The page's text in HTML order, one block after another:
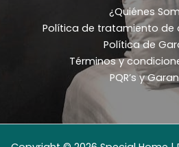
¿Quiénes
Política de tratamiento de
Política de
Términos y
PQR’s y